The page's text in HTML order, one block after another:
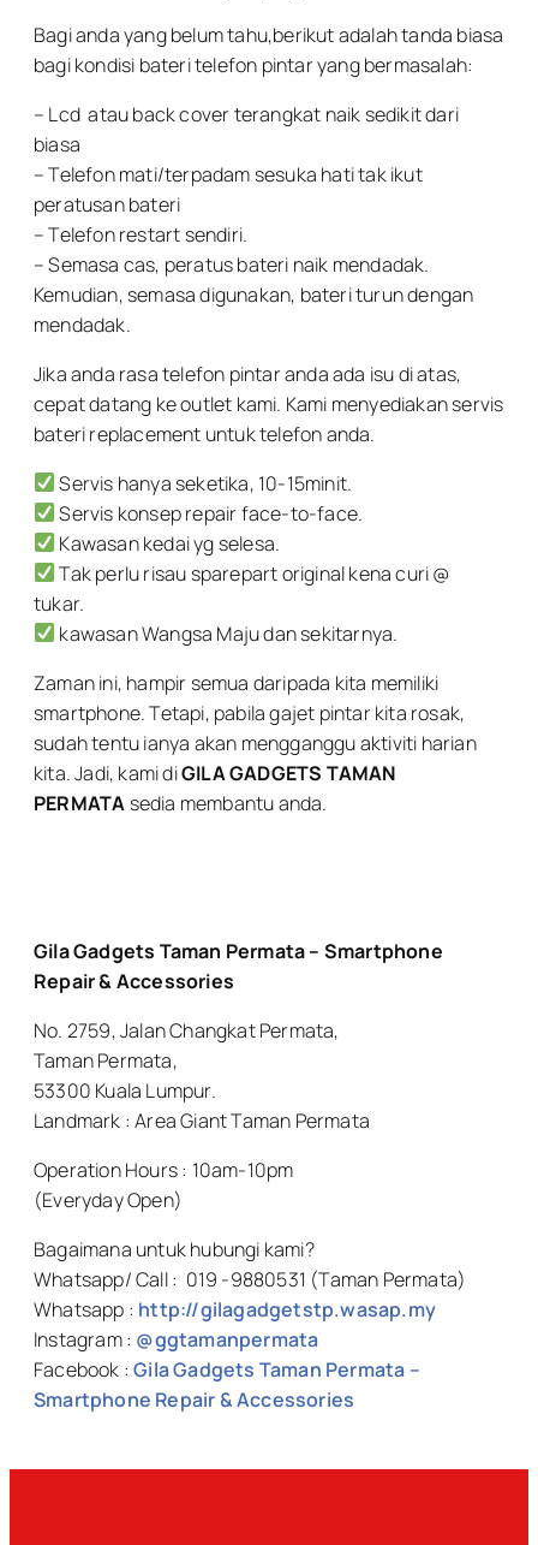
Bagi anda yang belum tahu,berikut adalah tanda biasa
bagi kondisi bateri telefon pintar yang bermasalah:
– Lcd atau back cover terangkat naik sedikit dari
biasa
– Telefon mati/terpadam sesuka hati tak ikut
peratusan bateri
– Telefon restart sendiri.
– Semasa cas, peratus bateri naik mendadak.
Kemudian, semasa digunakan, bateri turun dengan
mendadak.
Jika anda rasa telefon pintar anda ada isu di atas,
cepat datang ke outlet kami. Kami menyediakan servis
bateri replacement untuk telefon anda.
Servis hanya seketika, 10-15minit.
Servis konsep repair face-to-face.
Kawasan kedai yg selesa.
Tak perlu risau sparepart original kena curi @
tukar.
kawasan Wangsa Maju dan sekitarnya.
Zaman ini, hampir semua daripada kita memiliki
smartphone. Tetapi, pabila gajet pintar kita rosak,
sudah tentu ianya akan mengganggu aktiviti harian
kita. Jadi, kami diGILA GADGETS TAMAN
PERMATAsedia membantu anda.
Gila Gadgets Taman Permata – Smartphone
Repair & Accessories
No. 2759, Jalan Changkat Permata,
Taman Permata,
53300 Kuala Lumpur.
Landmark : Area Giant Taman Permata
Operation Hours : 10am-10pm
(Everyday Open)
Bagaimana untuk hubungi kami?
Whatsapp/ Call : 019 -9880531 (Taman Permata)
Whatsapp : http://gilagadgetstp.wasap.my
Instagram : @ggtamanpermata
Facebook :Gila Gadgets Taman Permata –
Smartphone Repair & Accessories